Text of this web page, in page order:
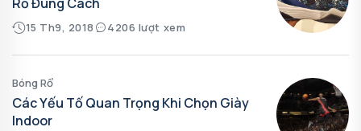
15 Th9, 2018 4206 lượt xem
Bóng Rổ
Các Yếu Tố Quan Trọng Khi Chọn Giày
Indoor